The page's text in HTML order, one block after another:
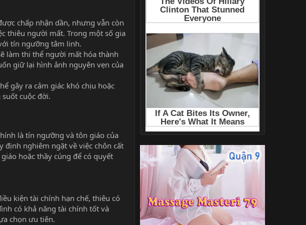
chấp nhận dần, nhưng vẫn còn
thiêu người mất. Trong một số gia
tín ngưỡng tâm linh.
làm thi thể người mất hóa thành
giữ lại hình ảnh nguyên vẹn của
gây ra cảm giác khó chịu hoặc
cuộc đời.
là tín ngưỡng và tôn giáo của
định nghiêm ngặt về việc chôn cất
hoặc thầy cúng để có quyết
kiện tài chính hạn chế, thiêu có
có khả năng tài chính tốt và
chọn ưu tiên.